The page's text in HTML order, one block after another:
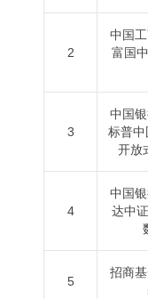
2
中国
富国
3
中国
标普
开放
4
中国
达中
5
招商